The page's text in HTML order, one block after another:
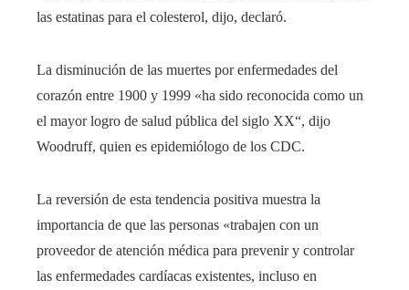
las estatinas para el colesterol, dijo, declaró.
La disminución de las muertes por enfermedades del
corazón entre 1900 y 1999 «ha sido reconocida como un
el mayor logro de salud pública del siglo XX“, dijo
Woodruff, quien es epidemiólogo de los CDC.
La reversión de esta tendencia positiva muestra la
importancia de que las personas «trabajen con un
proveedor de atención médica para prevenir y controlar
las enfermedades cardíacas existentes, incluso en